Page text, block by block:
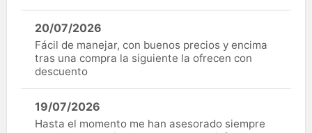
20/07/2026
Fácil de manejar, con buenos precios y encima
tras una compra la siguiente la ofrecen con
descuento
19/07/2026
Hasta el momento me han asesorado siempre